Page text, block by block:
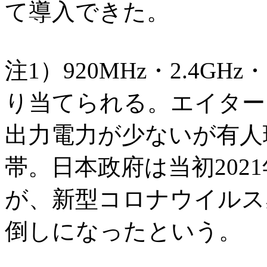
て導入できた。
注1）920MHz・2.4GHz
り当てられる。エイタ
出力電力が少ないが有
帯。日本政府は当初
が、新型コロナウイル
倒しになったという。